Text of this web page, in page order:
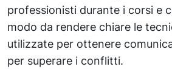
professionisti durante i corsi e
modo da rendere chiare le
utilizzate per ottenere
per superare i conflitti.